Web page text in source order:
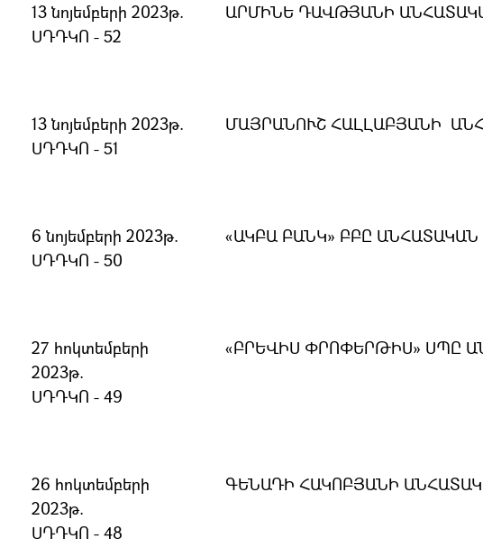
13 նոյեմբերի 2023թ.
ՍԴԴԿՈ - 52
ԱՐՄԻՆԵ ԴԱՎԹՅԱՆԻ
13 նոյեմբերի 2023թ.
ՍԴԴԿՈ - 51
ՄԱՅՐԱՆՈՒՇ ՀԱԼԼԱԲՅԱՆԻ
6 նոյեմբերի 2023թ.
ՍԴԴԿՈ - 50
«ԱԿԲԱ ԲԱՆԿ» ԲԲԸ
27 հոկտեմբերի
2023թ.
ՍԴԴԿՈ - 49
«ԲՐԵՎԻՍ ՓՐՈՓԵՐԹԻՍ» ՍՊԸ
26 հոկտեմբերի
2023թ.
ՍԴԴԿՈ - 48
ԳԵՆԱԴԻ ՀԱԿՈԲՅԱՆԻ